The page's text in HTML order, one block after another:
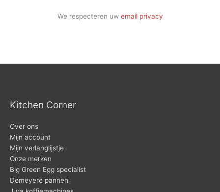
We respecteren uw email privacy
Kitchen Corner
Over ons
Mijn account
Mijn verlanglijstje
Onze merken
Big Green Egg specialist
Demeyere pannen